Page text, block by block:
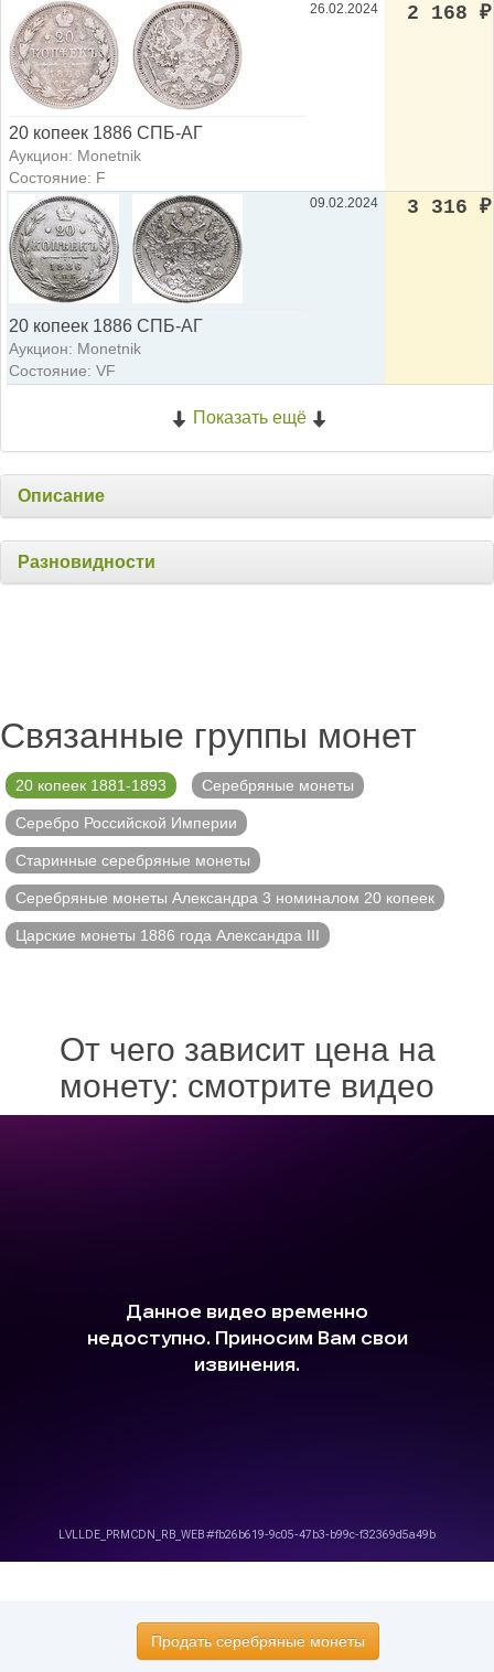
20 копеек 1886 СПБ-АГ
Аукцион: Monetnik
Состояние: F
26.02.2024 2 168 ₽
20 копеек 1886 СПБ-АГ
Аукцион: Monetnik
Состояние: VF
09.02.2024 3 316 ₽
Показать ещё
Описание
Разновидности
Связанные группы монет
20 копеек 1881-1893 Серебряные монеты
Серебро Российской Империи
Старинные серебряные монеты
Серебряные монеты Александра 3 номиналом 20 копеек
Царские монеты 1886 года Александра III
От чего зависит цена на
монету: смотрите видео
Продать серебряные монеты